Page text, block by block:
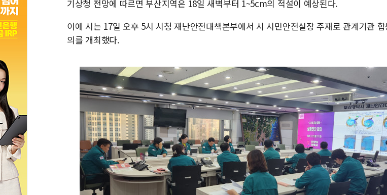
여수
추미
'화합'
기상청 전망에 따르면 부산지역은 18일 새벽부터 1~5cm의 적설이 예상된다.
이에 시는 17일 오후 5시 시청 재난안전대책본부에서 시 시민안전실장 주재로 관계기관
의를 개최했다.